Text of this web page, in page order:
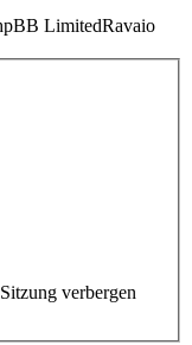
LimitedRavaio
verbergen